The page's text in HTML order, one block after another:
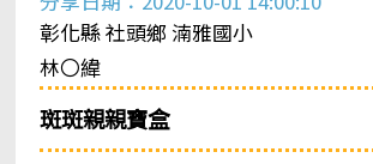
彰化縣 社頭鄉 湳雅國小
林〇緯
斑斑親親寶盒